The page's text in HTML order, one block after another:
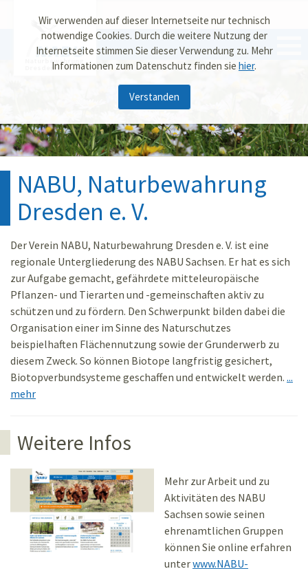
Wir verwenden auf dieser Internetseite nur technisch
notwendige Cookies. Durch die weitere Nutzung der
Internetseite stimmen Sie dieser Verwendung zu. Mehr
Informationen zum Datenschutz finden sie hier.
Verstanden
Naturbewahrung
Dresden
NABU, Naturbewahrung
Dresden e. V.
Der Verein NABU, Naturbewahrung Dresden e. V. ist eine
regionale Untergliederung des NABU Sachsen. Er hat es sich
zur Aufgabe gemacht, gefährdete mitteleuropäische
Pflanzen- und Tierarten und -gemeinschaften aktiv zu
schützen und zu fördern. Den Schwerpunkt bilden dabei die
Organisation einer im Sinne des Naturschutzes
beispielhaften Flächennutzung sowie der Grunderwerb zu
diesem Zweck. So können Biotope langfristig gesichert,
Biotopverbundsysteme geschaffen und entwickelt werden. ...
mehr
Weitere Infos
Mehr zur Arbeit und zu
Aktivitäten des NABU
Sachsen sowie seinen
ehrenamtlichen Gruppen
können Sie online erfahren
unterwww.NABU-